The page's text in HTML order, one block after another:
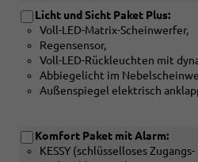
Sport-
Lederlenkrad,
beheizbar)
(Nicht
in
Verbindung
Beheizbare
äußere
Multifunktions-
Sport-
Lederlenkrad,
beheizbar,
mit
Schaltwippen
oder
[PLE]
Verbindung
mit:
[PIB]
Assisted
Drive
Plus
Licht und Sicht Paket Plus:
Voll-LED-Matrix-Scheinwerfer,
Regensensor,
Voll-LED-Rückleuchten mit
Abbiegelicht im
Außenspiegel elektrisch
Komfort Paket mit Alarm:
KESSY (schlüsselloses